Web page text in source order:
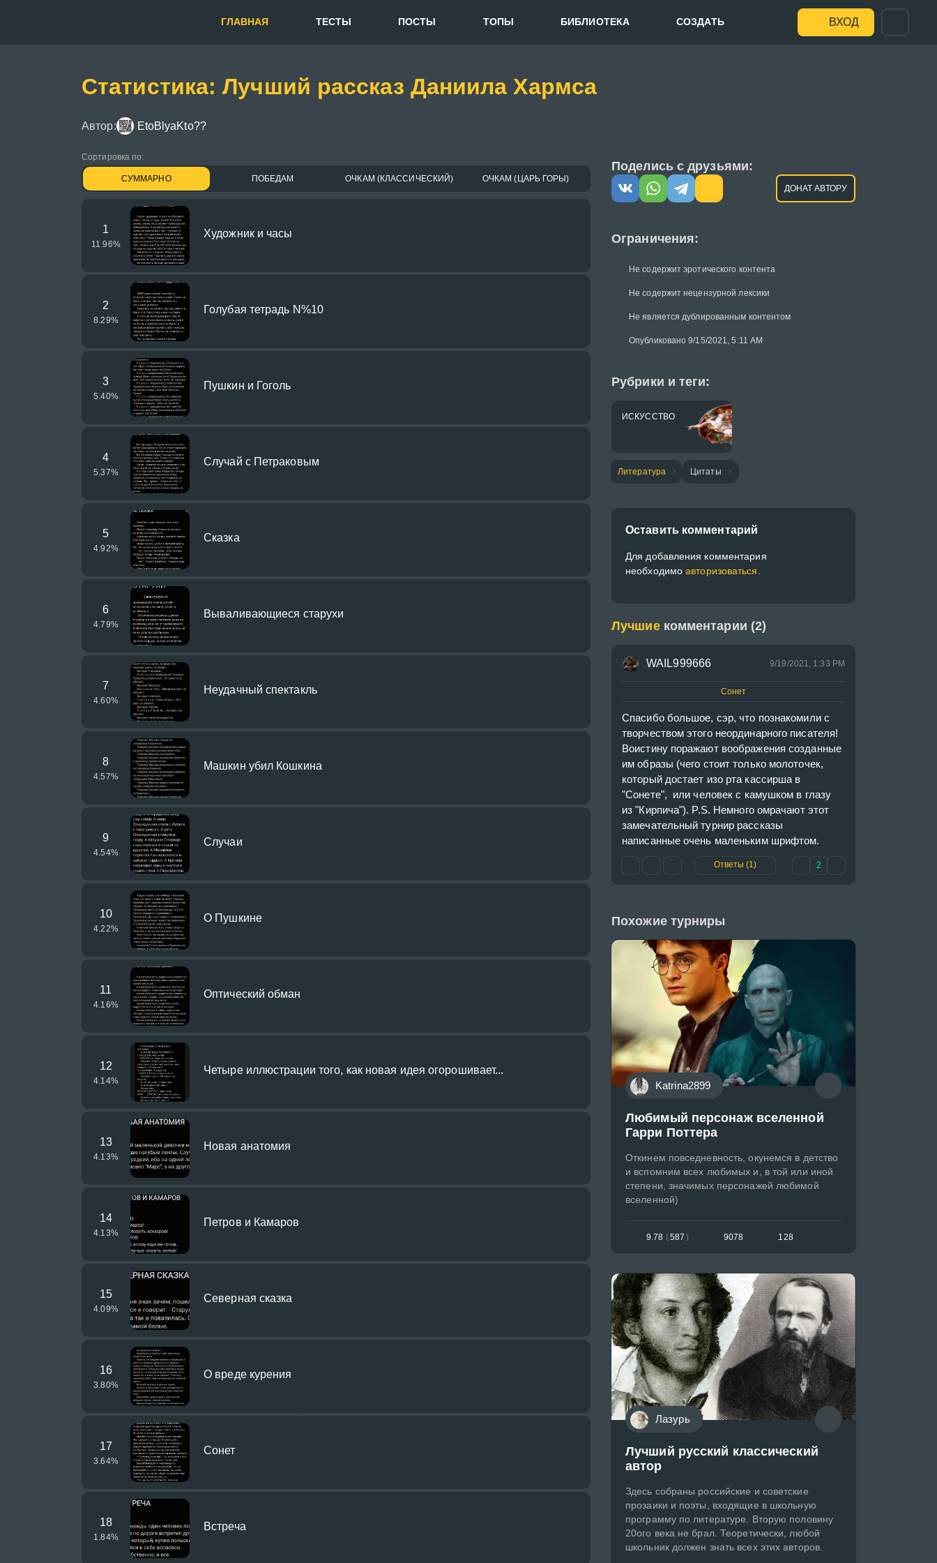
ГЛАВНАЯ ТЕСТЫ ПОСТЫ ТОПЫ БИБЛИОТЕКА СОЗДАТЬ ВХОД
Статистика: Лучший рассказ Даниила Хармса
Автор: EtoBlyaKto??
Сортировка по:
СУММАРНО ПОБЕДАМ ОЧКАМ (КЛАССИЧЕСКИЙ) ОЧКАМ (ЦАРЬ ГОРЫ)
1
11.96%
Художник и часы
2
8.29%
Голубая тетрадь N%10
3
5.40%
Пушкин и Гоголь
4
5.37%
Случай с Петраковым
5
4.92%
Сказка
6
4.79%
Вываливающиеся старухи
7
4.60%
Неудачный спектакль
8
4.57%
Машкин убил Кошкина
9
4.54%
Случаи
10
4.22%
О Пушкине
11
4.16%
Оптический обман
12
4.14%
Четыре иллюстрации того, как новая идея огорошивает...
13
4.13%
Новая анатомия
14
4.13%
Петров и Камаров
15
4.09%
Северная сказка
16
3.80%
О вреде курения
17
3.64%
Сонет
18
1.84%
Встреча
Поделись с друзьями:
ДОНАТ АВТОРУ
Ограничения:
Не содержит эротического контента
Не содержит нецензурной лексики
Не является дублированным контентом
Опубликовано 9/15/2021, 5:11 AM
Рубрики и теги:
ИСКУССТВО
Литература Цитаты
Оставить комментарий
Для добавления комментария
необходимоавторизоваться.
Лучшие комментарии (2)
WAIL999666 9/19/2021, 1:33 PM
Сонет
Спасибо большое, сэр, что познакомили с
творчеством этого неординарного писателя!
Воистину поражают воображения созданные
им образы (чего стоит только молоточек,
который достает изо рта кассирша в
"Сонете",  или человек с камушком в глазу
из "Кирпича"). P.S. Немного омрачают этот
замечательный турнир рассказы
написанные очень маленьким шрифтом.
Ответы (1) 2
Похожие турниры
Katrina2899
Любимый персонаж вселенной
Гарри Поттера
Откинем повседневность, окунемся в детство
и вспомним всех любимых и, в той или иной
степени, значимых персонажей любимой
вселенной)
9.78 (587 ) 9078 128
Лазурь
Лучший русский классический
автор
Здесь собраны российские и советские
прозаики и поэты, входящие в школьную
программу по литературе. Вторую половину
20ого века не брал. Теоретически, любой
школьник должен знать всех этих авторов.